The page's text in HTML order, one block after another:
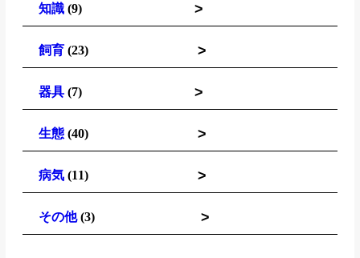
知識(9) >
飼育(23) >
器具(7) >
生態(40) >
病気(11) >
その他(3) >